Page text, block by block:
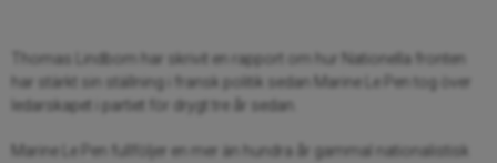
Thomas Lindbom har skrivit en rapport om hur Nationella fronten
har stärkt sin ställning i fransk politik sedan Marine Le Pen tog över
ledarskapet i partiet för drygt tre år sedan.
Marine Le Pen fullföljer en mer än hundra år gammal nationalistisk